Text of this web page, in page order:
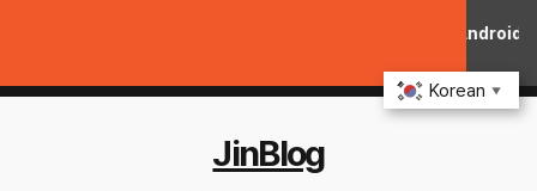
content
iOS 27·Android 17 최신 기능 숨은 팁
JinBlog
Korean ▼